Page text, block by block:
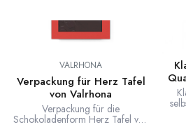
VALRHONA
Verpackung für Herz Tafel
von Valrhona
Verpackung für die
Schokoladenform Herz Tafel von